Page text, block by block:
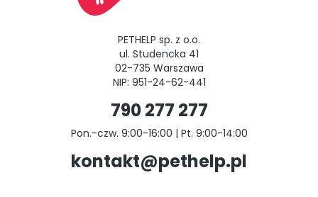
PETHELP sp. z o.o.
ul. Studencka 41
02-735 Warszawa
NIP: 951-24-62-441
790 277 277
Pon.-czw. 9:00-16:00 | Pt. 9:00-14:00
kontakt@pethelp.pl